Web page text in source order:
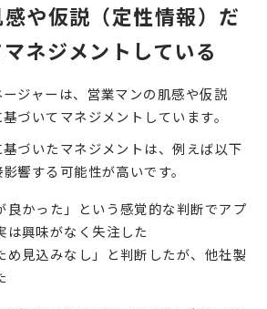
や仮説（定性情報）だ
ネジメントしている
ジャーは、営業マンの肌感や仮説
づいてマネジメントしています。
づいたマネジメントは、例えば以下
響する可能性が高いです。
良かった」という感覚的な判断でアプ
は興味がなく失注した
め見込みなし」と判断したが、他社製